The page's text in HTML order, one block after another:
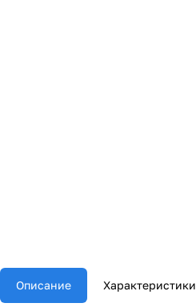
Описание Характеристики